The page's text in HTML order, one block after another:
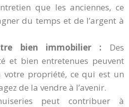
que les anciennes, ce
du temps et de l’argent à
bien immobilier : Des
et bien entretenues peuvent
propriété, ce qui est un
de la vendre à l’avenir.
peut contribuer à